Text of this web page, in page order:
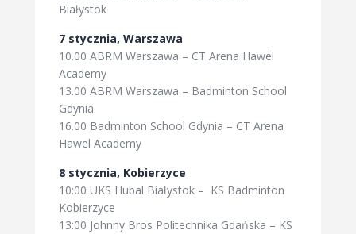
Białystok
7 stycznia, Warszawa
10.00 ABRM Warszawa – CT Arena Hawel
Academy
13.00 ABRM Warszawa – Badminton School
Gdynia
16.00 Badminton School Gdynia – CT Arena
Hawel Academy
8 stycznia, Kobierzyce
10:00 UKS Hubal Białystok – KS Badminton
Kobierzyce
13:00 Johnny Bros Politechnika Gdańska – KS